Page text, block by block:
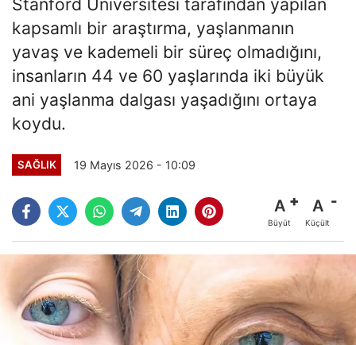
kapsamlı bir araştırma, yaşlanmanın
yavaş ve kademeli bir süreç olmadığını,
insanların 44 ve 60 yaşlarında iki büyük
ani yaşlanma dalgası yaşadığını ortaya
koydu.
SAĞLIK 19 Mayıs 2026 - 10:09
A
Büyüt
A
Küçült